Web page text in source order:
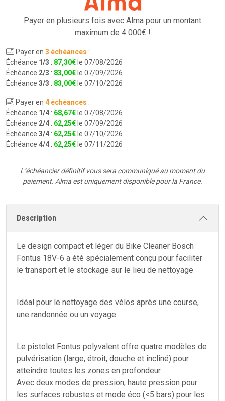
Payer en plusieurs fois avec Alma pour un montant
maximum de 4 000€ !
Payer en 3 échéances :
Échéance 1/3 : 87,30€ le 07/08/2026
Échéance 2/3 : 83,00€ le 07/09/2026
Échéance 3/3 : 83,00€ le 07/10/2026
Payer en 4 échéances :
Échéance 1/4 : 68,67€ le 07/08/2026
Échéance 2/4 : 62,25€ le 07/09/2026
Échéance 3/4 : 62,25€ le 07/10/2026
Échéance 4/4 : 62,25€ le 07/11/2026
L’échéancier définitif vous sera communiqué au moment du
paiement. Alma est uniquement disponible pour la France.
Description
Le design compact et léger du Bike Cleaner Bosch
Fontus 18V-6 a été spécialement conçu pour faciliter
le transport et le stockage sur le lieu de nettoyage
Idéal pour le nettoyage des vélos après une course,
une randonnée ou un voyage
Le pistolet Fontus polyvalent offre quatre modèles de
pulvérisation (large, étroit, douche et incliné) pour
atteindre toutes les zones en profondeur
Avec deux modes de pression, haute pression pour
les surfaces robustes et mode éco (<5 bars) pour les